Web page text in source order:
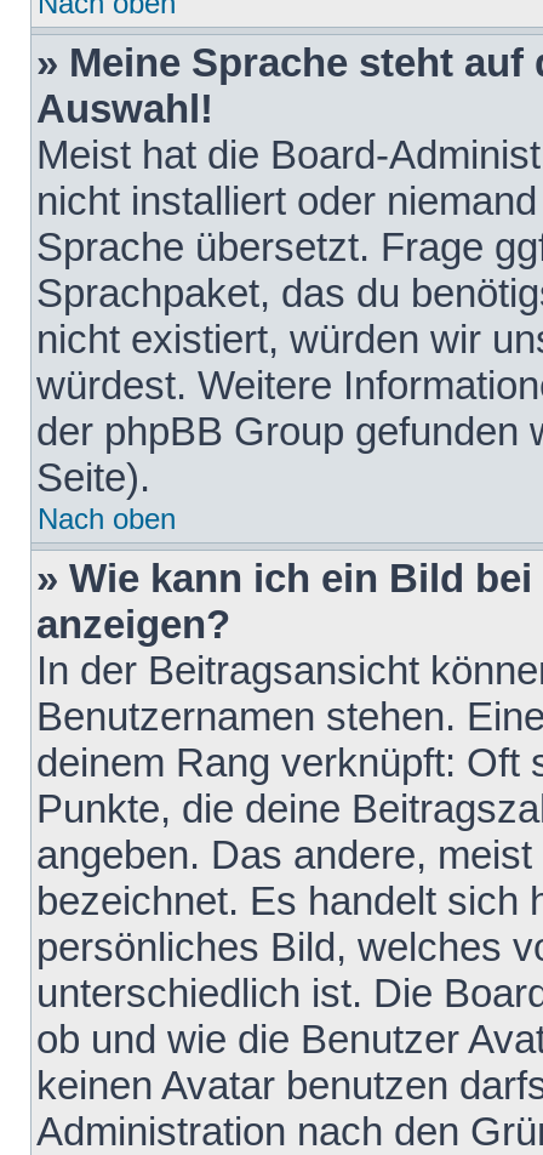
» Meine Sprache steht
Auswahl!
Meist hat die Board-
nicht installiert oder
Sprache übersetzt. Frage
Sprachpaket, das du
nicht existiert, würden wir
würdest. Weitere
der phpBB Group gefunden
Seite).
Nach oben
» Wie kann ich ein Bild
anzeigen?
In der Beitragsansicht
Benutzernamen stehen.
deinem Rang verknüpft: Oft
Punkte, die deine
angeben. Das andere,
bezeichnet. Es handelt sich
persönliches Bild, welches
unterschiedlich ist. Die
ob und wie die Benutzer
keinen Avatar benutzen
Administration nach den